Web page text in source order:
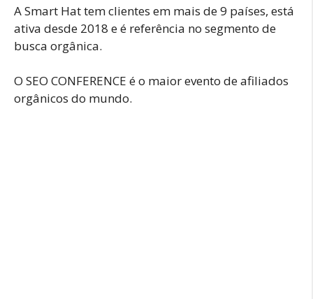
A Smart Hat tem clientes em mais de 9 países, está
ativa desde 2018 e é referência no segmento de
busca orgânica.
O SEO CONFERENCE é o maior evento de afiliados
orgânicos do mundo.